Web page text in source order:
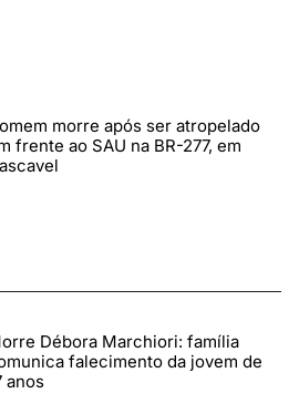
morre após ser atropelado
frente ao SAU na BR-277, em
Débora Marchiori: família
falecimento da jovem de
anos